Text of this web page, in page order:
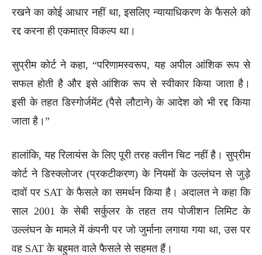
रखने का कोई आधार नहीं था, इसलिए न्यायाधिकरण के फैसले को
रद्द करना ही एकमात्र विकल्प था।
सुप्रीम कोर्ट ने कहा, “परिणामस्वरूप, यह अपील आंशिक रूप से
सफल होती है और इसे आंशिक रूप से स्वीकार किया जाता है।
इसी के तहत डिस्गोर्जमेंट (पैसे लौटाने) के आदेश को भी रद्द किया
जाता है।”
हालांकि, यह रिलायंस के लिए पूरी तरह क्लीन चिट नहीं है। सुप्रीम
कोर्ट ने डिस्क्लोजर (प्रकटीकरण) के नियमों के उल्लंघन से जुड़े
दावों पर SAT के फैसले का समर्थन किया है। अदालत ने कहा कि
साल 2001 के सेबी सर्कुलर के तहत तय पोजीशन लिमिट के
उल्लंघन के मामले में कंपनी पर जो जुर्माना लगाया गया था, उस पर
वह SAT के बहुमत वाले फैसले से सहमत हैं।